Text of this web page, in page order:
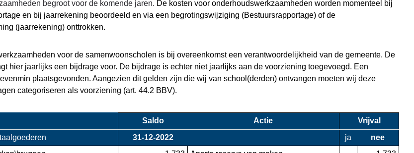
begroot voor de komende jaren. De kosten voor onderhoudswerkzaamheden worden momenteel bij
en bij jaarrekening beoordeeld en via een begrotingswijziging (Bestuursrapportage) of de
(jaarrekening) onttrokken.
voor de samenwoonscholen is bij overeenkomst een verantwoordelijkheid van de gemeente. De
hier jaarlijks een bijdrage voor. De bijdrage is echter niet jaarlijks aan de voorziening toegevoegd. Een
plaatsgevonden. Aangezien dit gelden zijn die wij van school(derden) ontvangen moeten wij deze
categoriseren als voorziening (art. 44.2 BBV).
Saldo Actie
Vrijval
31-12-2022 ja
nee